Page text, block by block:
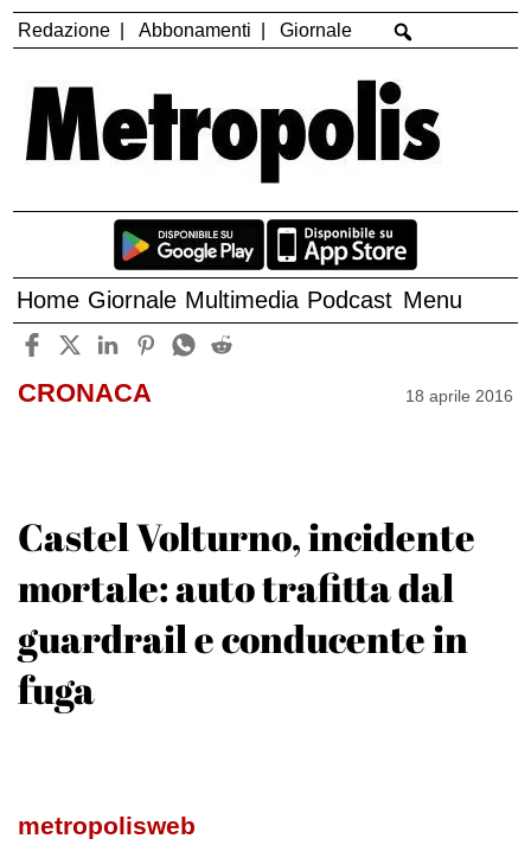
Redazione Abbonamenti Giornale
Home Giornale Multimedia Podcast Menu
CRONACA 18 aprile 2016
Castel Volturno, incidente
mortale: auto trafitta dal
guardrail e conducente in
fuga
metropolisweb